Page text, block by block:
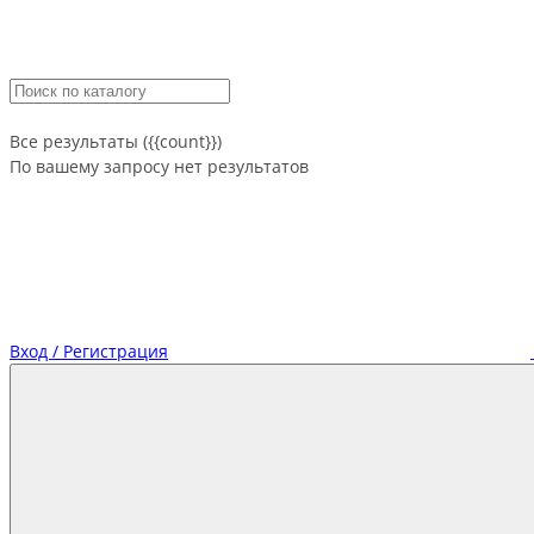
Все результаты ({{count}})
По вашему запросу нет результатов
Вход / Регистрация